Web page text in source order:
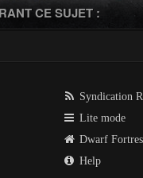
CE SUJET :
Syndication
Lite mode
Dwarf
Help